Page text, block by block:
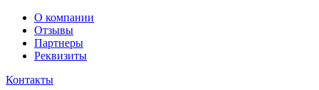
О компании
Отзывы
Партнеры
Реквизиты
Контакты